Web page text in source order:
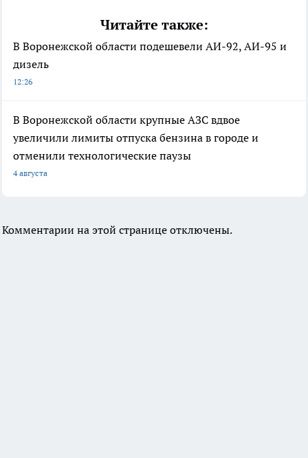
Читайте также:
В Воронежской области подешевели АИ-92, АИ-95 и
дизель
12:26
В Воронежской области крупные АЗС вдвое
увеличили лимиты отпуска бензина в городе и
отменили технологические паузы
4 августа
Комментарии на этой странице отключены.